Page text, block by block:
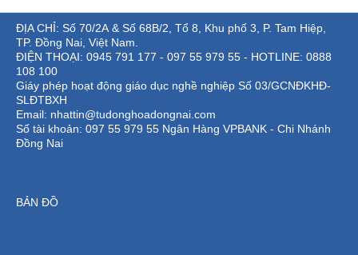
ĐỊA CHỈ: Số 70/2A & Số 68B/2, Tổ 8, Khu phố 3, P. Tam Hiệp,
TP. Đồng Nai, Việt Nam.
ĐIỆN THOẠI: 0945 791 177 - 097 55 979 55 - HOTLINE: 0888
108 100
Giáy phép hoạt động giáo dục nghề nghiệp Số 03/GCNĐKHĐ-
SLĐTBXH
Email: nhattin@tudonghoadongnai.com
Số tài khoản: 097 55 979 55 Ngân Hàng VPBANK - Chi Nhánh
Đồng Nai
BẢN ĐỒ